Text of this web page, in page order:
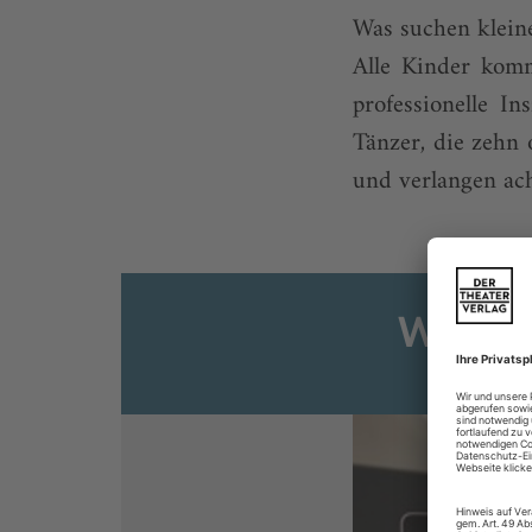
Was suchen
Alle Kinder
professionelle
Tänzer, die
und verlangen